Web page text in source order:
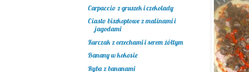
Carpaccio z gruszek i czekolady
Ciasto biszkoptowe z malinami i
jagodami
Kurczak z orzechami i serem żółtym
Banany w kokosie
Ryba z bananami